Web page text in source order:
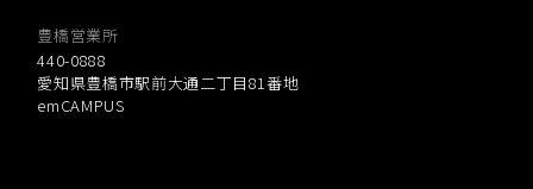
豊橋営業所
440-0888
愛知県豊橋市駅前大通二丁目81番地
emCAMPUS